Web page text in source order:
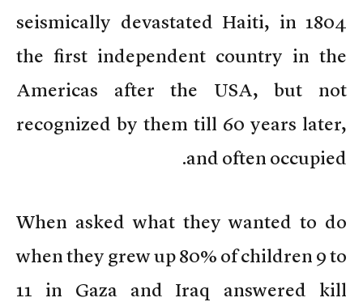
seismically devastated Haiti, in 1804
the first independent country in the
Americas after the USA, but not
recognized by them till 60 years later,
and often occupied.
When asked what they wanted to do
when they grew up 80% of children 9 to
11 in Gaza and Iraq answered kill